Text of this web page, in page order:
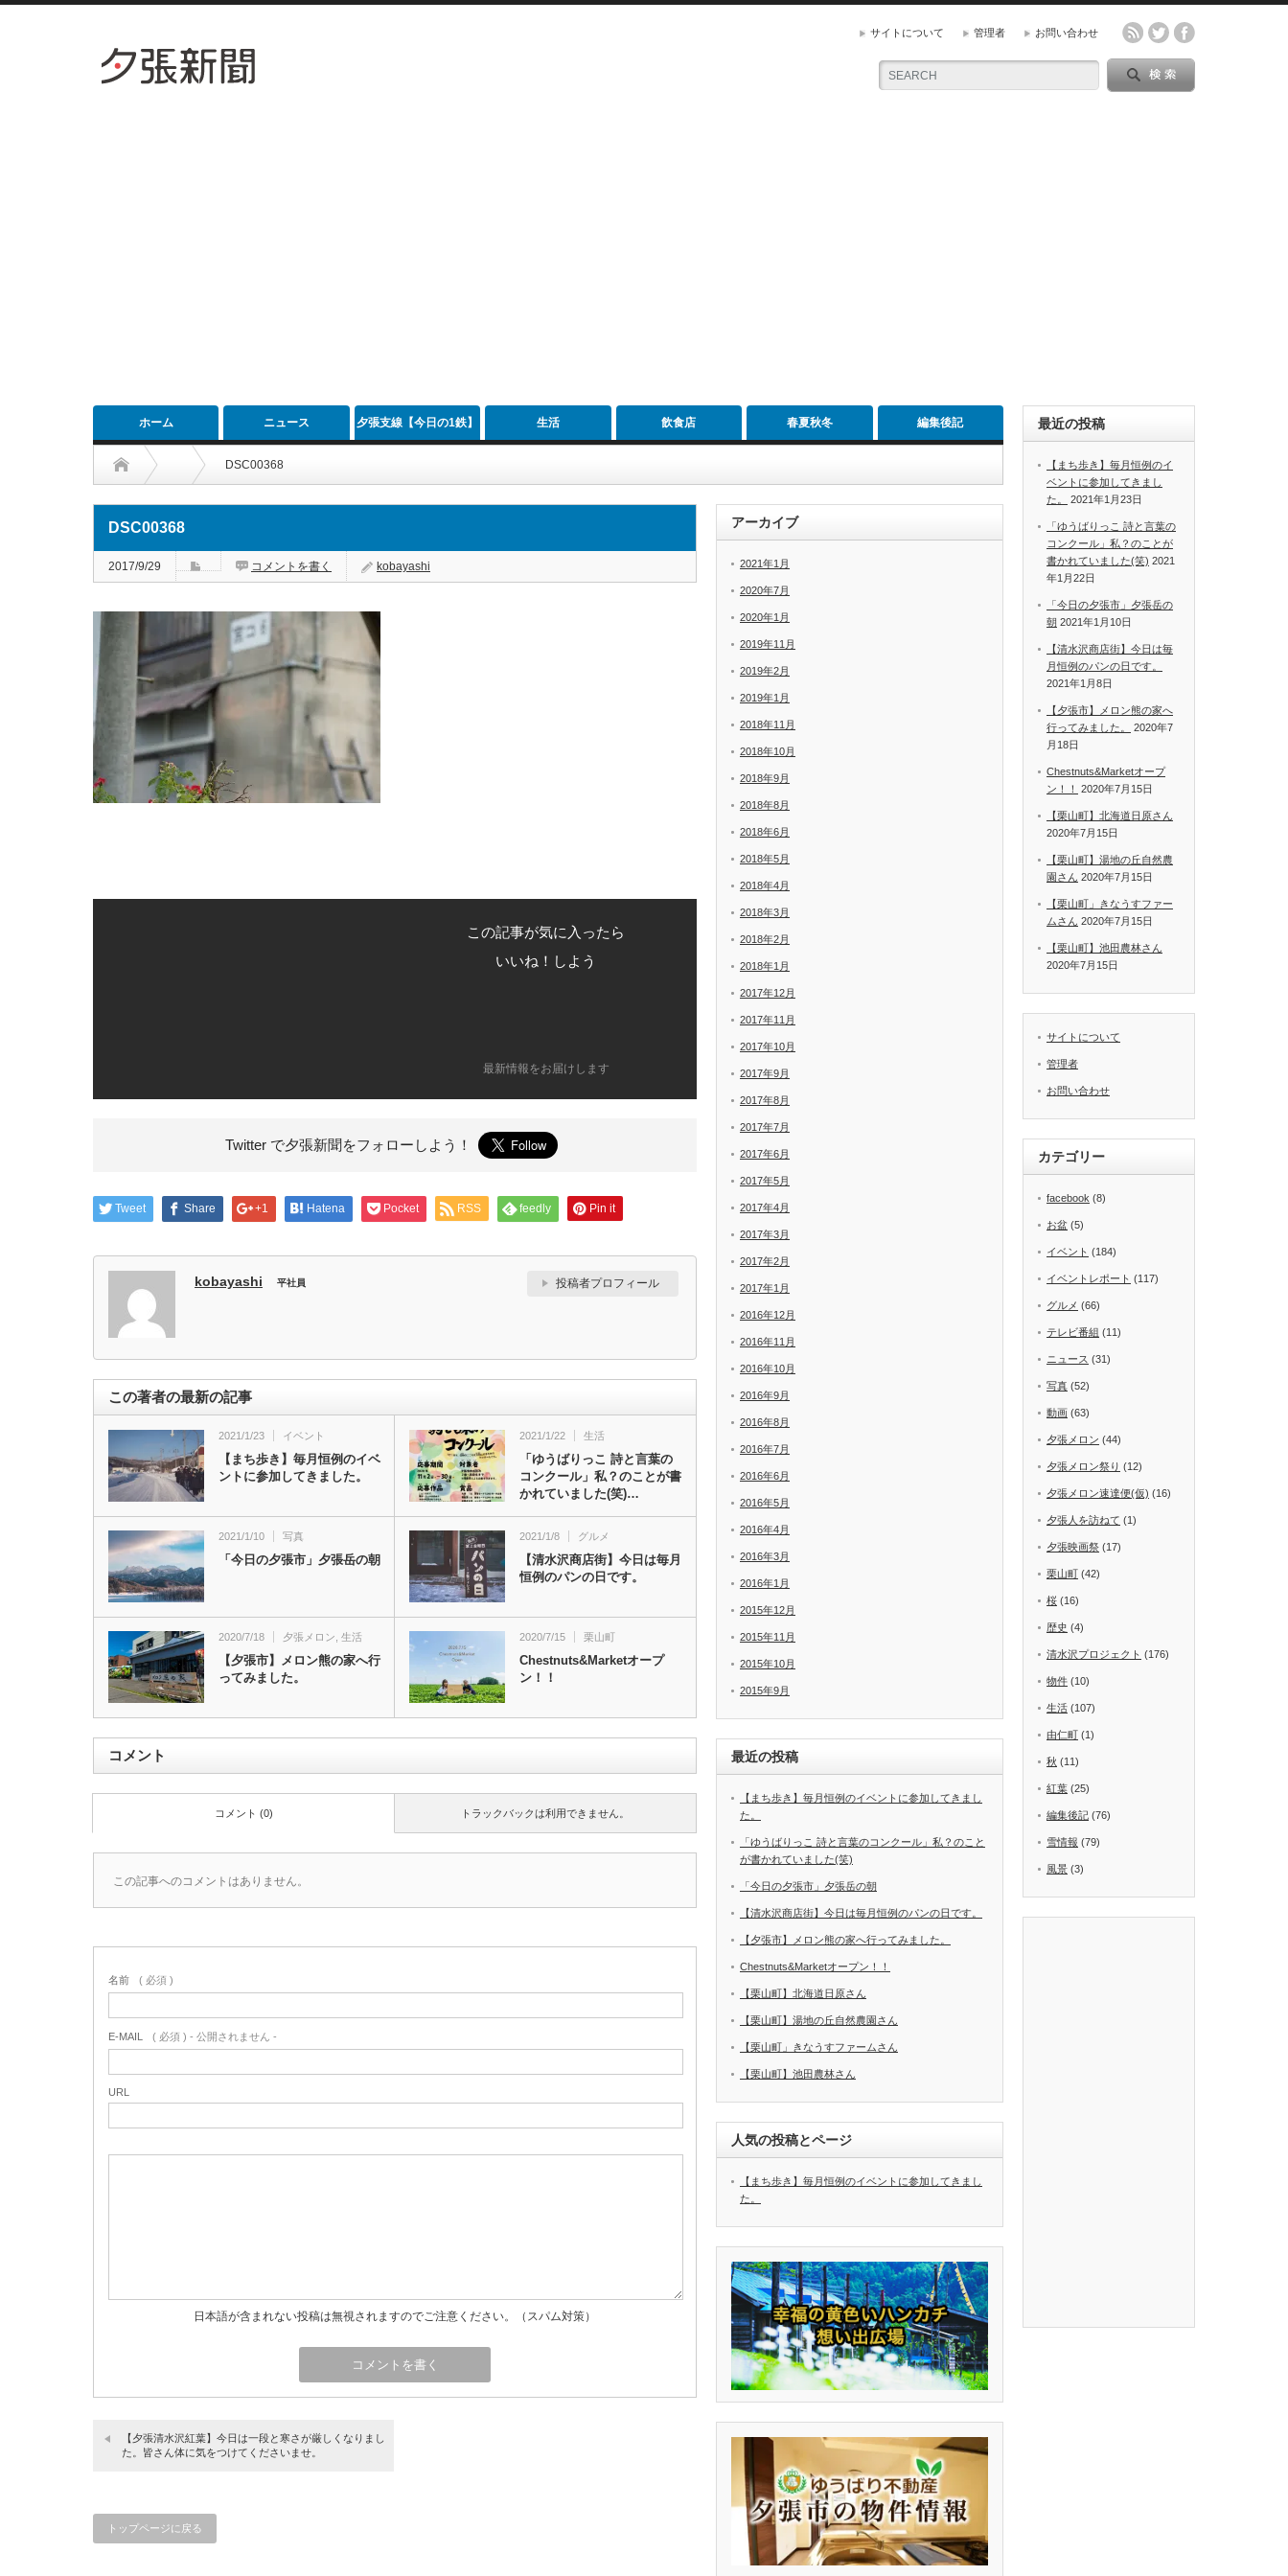
サイトについて 管理者 お問い合わせ
ホーム ニュース 夕張支線【今日の1鉄】 生活 飲食店 春夏秋冬 編集後記
DSC00368
DSC00368
2017/9/29 コメントを書く kobayashi
この記事が気に入ったら
いいね！しよう
最新情報をお届けします
Twitter で夕張新聞をフォローしよう！
Tweet Share +1 Hatena Pocket RSS feedly Pin it
kobayashi 平社員 投稿者プロフィール
この著者の最新の記事
2021/1/23 イベント
【まち歩き】毎月恒例のイベ
ントに参加してきました。
2021/1/22 生活
「ゆうばりっこ 詩と言葉の
コンクール」私？のことが書
かれていました(笑)…
2021/1/10 写真
「今日の夕張市」夕張岳の朝
2021/1/8 グルメ
【清水沢商店街】今日は毎月
恒例のパンの日です。
2020/7/18 夕張メロン 生活
【夕張市】メロン熊の家へ行
ってみました。
2020/7/15 栗山町
Chestnuts&Marketオープ
ン！！
コメント
トラックバックは利用できません。
コメント (0)
この記事へのコメントはありません。
名前 ( 必須 )
E-MAIL ( 必須 ) - 公開されません -
URL
日本語が含まれない投稿は無視されますのでご注意ください。（スパム対策）
【夕張清水沢紅葉】今日は一段と寒さが厳しくなりまし
た。皆さん体に気をつけてくださいませ。
トップページに戻る
アーカイブ
2021年1月
2020年7月
2020年1月
2019年11月
2019年2月
2019年1月
2018年11月
2018年10月
2018年9月
2018年8月
2018年6月
2018年5月
2018年4月
2018年3月
2018年2月
2018年1月
2017年12月
2017年11月
2017年10月
2017年9月
2017年8月
2017年7月
2017年6月
2017年5月
2017年4月
2017年3月
2017年2月
2017年1月
2016年12月
2016年11月
2016年10月
2016年9月
2016年8月
2016年7月
2016年6月
2016年5月
2016年4月
2016年3月
2016年1月
2015年12月
2015年11月
2015年10月
2015年9月
最近の投稿
【まち歩き】毎月恒例のイベントに参加してきまし
た。
「ゆうばりっこ 詩と言葉のコンクール」私？のこと
が書かれていました(笑)
「今日の夕張市」夕張岳の朝
【清水沢商店街】今日は毎月恒例のパンの日です。
【夕張市】メロン熊の家へ行ってみました。
Chestnuts&Marketオープン！！
【栗山町】北海道日原さん
【栗山町】湯地の丘自然農園さん
【栗山町」きなうすファームさん
【栗山町】池田農林さん
人気の投稿とページ
【まち歩き】毎月恒例のイベントに参加してきまし
た。
最近の投稿
【まち歩き】毎月恒例のイ
ベントに参加してきまし
た。
2021年1月23日
「ゆうばりっこ 詩と言葉の
コンクール」私？のことが
書かれていました(笑) 2021
年1月22日
「今日の夕張市」夕張岳の
朝 2021年1月10日
【清水沢商店街】今日は毎
月恒例のパンの日です。
2021年1月8日
【夕張市】メロン熊の家へ
行ってみました。
2020年7
月18日
Chestnuts&Marketオープ
ン！！
2020年7月15日
【栗山町】北海道日原さん
2020年7月15日
【栗山町】湯地の丘自然農
園さん 2020年7月15日
【栗山町」きなうすファー
ムさん 2020年7月15日
【栗山町】池田農林さん
2020年7月15日
サイトについて
管理者
お問い合わせ
カテゴリー
facebook (8)
お盆 (5)
イベント (184)
イベントレポート (117)
グルメ (66)
テレビ番組 (11)
ニュース (31)
写真 (52)
動画 (63)
夕張メロン (44)
夕張メロン祭り (12)
夕張メロン速達便(仮) (16)
夕張人を訪ねて (1)
夕張映画祭 (17)
栗山町 (42)
桜 (16)
歴史 (4)
清水沢プロジェクト (176)
物件 (10)
生活 (107)
由仁町 (1)
秋 (11)
紅葉 (25)
編集後記 (76)
雪情報 (79)
風景 (3)